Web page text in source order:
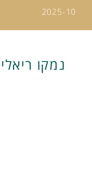
2025-10
נמקו